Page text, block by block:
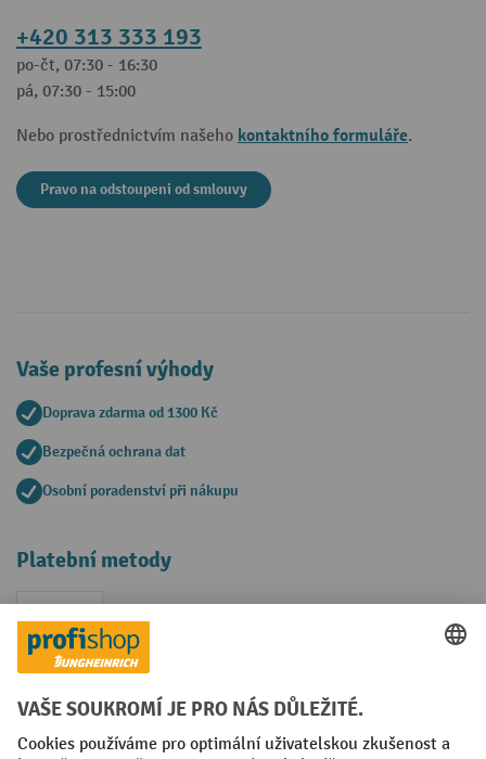
+420 313 333 193
po-čt, 07:30 - 16:30
pá, 07:30 - 15:00
Nebo prostřednictvím našeho kontaktního formuláře.
Pravo na odstoupeni od smlouvy
Vaše profesní výhody
Doprava zdarma od 1300 Kč
Bezpečná ochrana dat
Osobní poradenství při nákupu
Platební metody
Faktura
Sociální sítě
Facebook
YouTubeLinkedIn